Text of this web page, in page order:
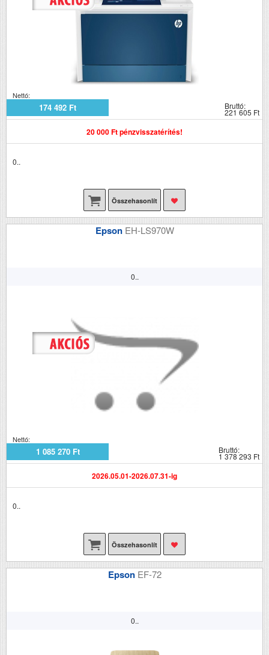
Nettó:
174 492 Ft Bruttó:
221 605 Ft
20 000 Ft pénzvisszatérítés!
0..
Összehasonlít
Epson EH-LS970W
0..
Nettó:
1 085 270 Ft Bruttó:
1 378 293 Ft
2026.05.01-2026.07.31-ig
0..
Összehasonlít
Epson EF-72
0..